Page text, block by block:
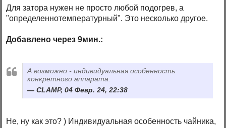
Для затора нужен не просто любой подогрев, а
"определеннотемпературный". Это несколько другое.
Добавлено через 9мин.:
А возможно - индивидуальная особенность
конкретного аппарата.
CLAMP, 04 Февр. 24, 22:38
Не, ну как это? ) Индивидуальная особенность чайника,